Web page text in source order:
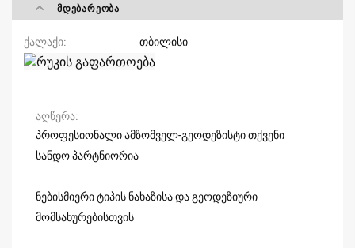
ᲛᲓᲔᲑᲐᲠᲔᲝᲑᲐ
ქალაქი თბილისი
აღწერა
პროფესიონალი ამზომველ-გეოდეზისტი თქვენი
სანდო პარტნიორია
ნებისმიერი ტიპის ნახაზისა და გეოდეზიური
მომსახურებისთვის